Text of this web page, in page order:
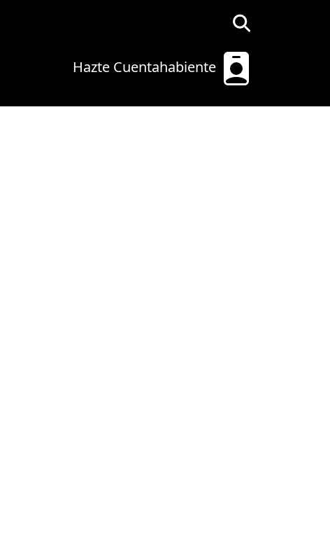
Hazte Cuentahabiente